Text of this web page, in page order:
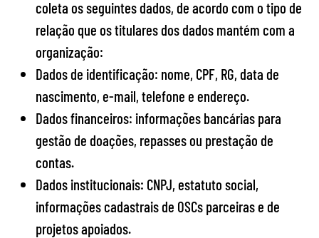
coleta os seguintes dados, de acordo com o tipo de
relação que os titulares dos dados mantém com a
organização:
Dados de identificação: nome, CPF, RG, data de
nascimento, e-mail, telefone e endereço.
Dados financeiros: informações bancárias para
gestão de doações, repasses ou prestação de
contas.
Dados institucionais: CNPJ, estatuto social,
informações cadastrais de OSCs parceiras e de
projetos apoiados.